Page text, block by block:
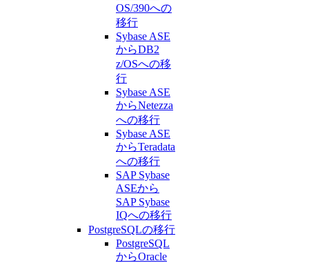
OS/390への
移行
Sybase ASE
からDB2
z/OSへの移
行
Sybase ASE
からNetezza
への移行
Sybase ASE
からTeradata
への移行
SAP Sybase
ASEから
SAP Sybase
IQへの移行
PostgreSQLの移行
PostgreSQL
からOracle